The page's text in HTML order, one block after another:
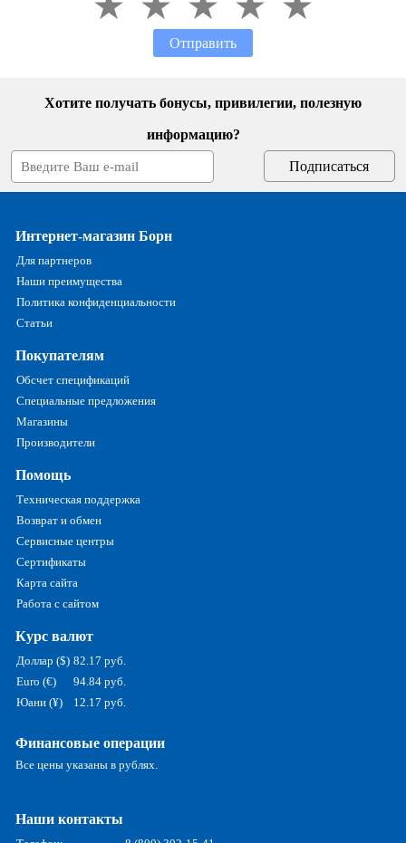
Отправить
Хотите получать бонусы, привилегии, полезную
информацию?
Интернет-магазин Борн
Для партнеров
Наши преимущества
Политика конфиденциальности
Статьи
Покупателям
Обсчет спецификаций
Специальные предложения
Магазины
Производители
Помощь
Техническая поддержка
Возврат и обмен
Сервисные центры
Сертификаты
Карта сайта
Работа с сайтом
Курс валют
Доллар ($) 82.17 руб.
Euro (€)
94.84 руб.
Юани (¥)
12.17 руб.
Финансовые операции
Все цены указаны в рублях.
Наши контакты